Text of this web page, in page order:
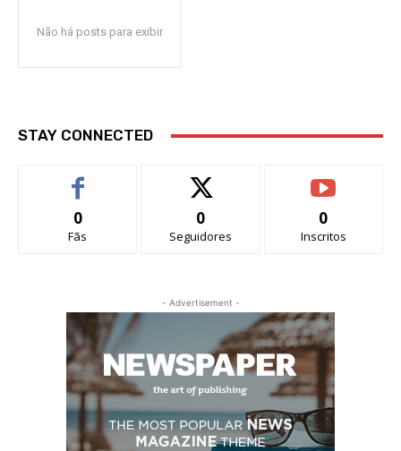
Não há posts para exibir
STAY CONNECTED
0
Fãs
0
Seguidores
0
Inscritos
- Advertisement -